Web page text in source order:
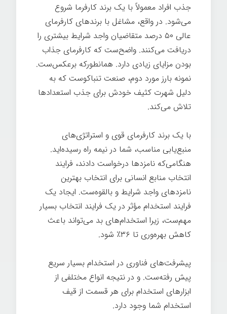
جذب افراد معمولاً با یک برند کارفرما شروع
می‌شود. در واقع، مشاغل با برندهای کارفرمای
عالی ۵۰ درصد متقاضیان واجد شرایط بیشتری را
دریافت می‌کنند. واضح‌ست که کارفرمای جذاب
بودن مزایای زیادی دارد. همانطورکه برعکس‌ست.
نمونه بارز مورد دوم، صنعت تنباکوست که به
دلیل شهرت کثیف خودش برای جذب استعدادها
تلاش می‌کند.
با یک برند کارفرمای قوی و استراتژی‌های
منبع‌یابی مناسب، شما در نیمه راه رسیده‌اید.
هنگامی‌که نامزدها درخواست دادند، فرایند
انتخاب منابع انسانی برای انتخاب بهترین
نامزدهای واجد شرایط و بالقوه‌ست. ایجاد یک
فرایند استخدام مؤثر در یک فرایند انتخاب بسیار
مهم‌ست، زیرا استخدام‌های بد می‌تواند باعث
کاهش بهره‌وری تا ۳۶٪ شود.
پیشرفت‌های فناوری در استخدام بسیار سریع
پیش رفته‌ست. و در نتیجه انواع مختلفی از
ابزارهای استخدام برای هر قسمت از قیف
استخدام شما وجود دارد.